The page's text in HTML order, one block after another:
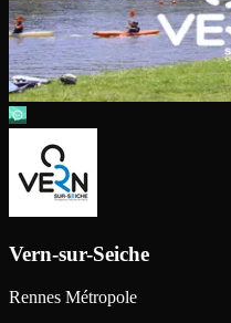
Vern-sur-Seiche
Rennes Métropole